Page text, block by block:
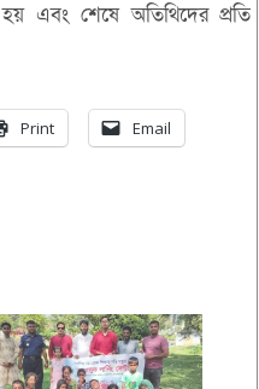
হয় এবং শেষে অতিথিদের প্রতি
Print Email